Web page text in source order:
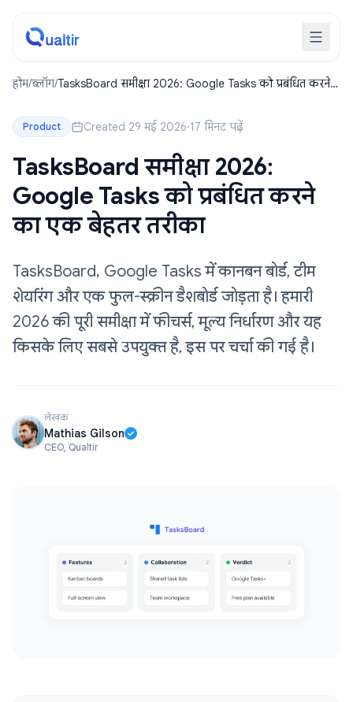
होम/ब्लॉग/TasksBoard समीक्षा 2026: Google Tasks को प्रबंधित करने
Product Created 29 मई 2026·17 मिनट पढ़ें
TasksBoard समीक्षा 2026:
Google Tasks को प्रबंधित करने
का एक बेहतर तरीका
TasksBoard, Google Tasks में कानबन बोर्ड, टीम
शेयरिंग और एक फुल-स्क्रीन डैशबोर्ड जोड़ता है। हमारी
2026 की पूरी समीक्षा में फीचर्स, मूल्य निर्धारण और यह
किसके लिए सबसे उपयुक्त है, इस पर चर्चा की गई है।
लेखक
Mathias Gilson
CEO, Qualtir